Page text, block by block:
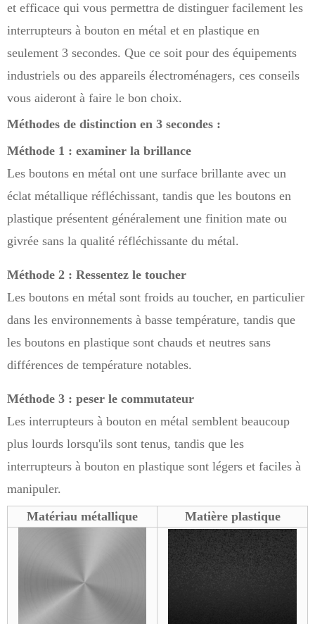
et efficace qui vous permettra de distinguer facilement les
interrupteurs à bouton en métal et en plastique en
seulement 3 secondes. Que ce soit pour des équipements
industriels ou des appareils électroménagers, ces conseils
vous aideront à faire le bon choix.
Méthodes de distinction en 3 secondes :
Méthode 1 : examiner la brillance
Les boutons en métal ont une surface brillante avec un
éclat métallique réfléchissant, tandis que les boutons en
plastique présentent généralement une finition mate ou
givrée sans la qualité réfléchissante du métal.
Méthode 2 : Ressentez le toucher
Les boutons en métal sont froids au toucher, en particulier
dans les environnements à basse température, tandis que
les boutons en plastique sont chauds et neutres sans
différences de température notables.
Méthode 3 : peser le commutateur
Les interrupteurs à bouton en métal semblent beaucoup
plus lourds lorsqu'ils sont tenus, tandis que les
interrupteurs à bouton en plastique sont légers et faciles à
manipuler.
Matériau métallique
Matière plastique